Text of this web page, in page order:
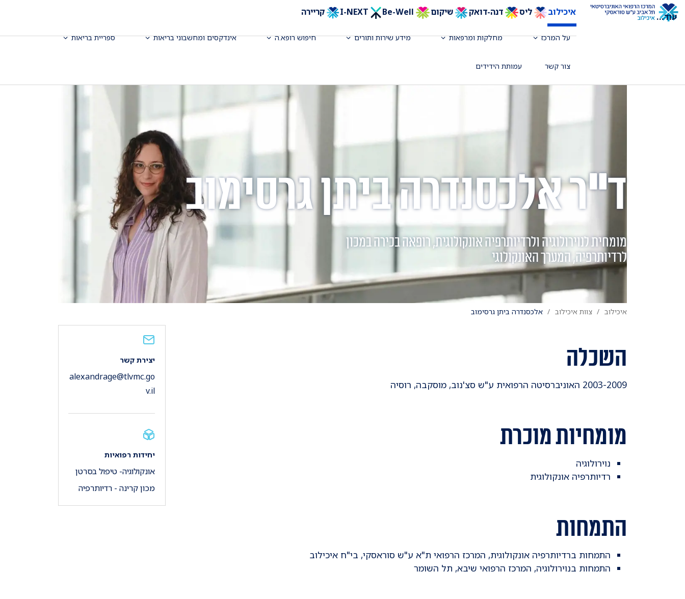
איכילוב ליס דנה-דואק שיקום Be-Well קריירה
על המרכז מחלקות ומרפאות מידע שירות ותורים חיפוש רופא.ה אינדקסים ומחשבוני בריאות ספריית בריאות
צור קשר עמותת הידידים
עוד...
ד"ר אלכסנדרה ביתן גרסימוב
מומחית לנוירולוגיה ולרדיותרפיה אונקולוגית, רופאה בכירה במכון
לרדיותרפיה, המערך האונקולוגי
איכילוב צוות איכילוב אלכסנדרה ביתן גרסימוב
השכלה
2003-2009 האוניברסיטה הרפואית ע"ש סצ'נוב, מוסקבה, רוסיה
מומחיות מוכרת
נוירולוגיה
רדיותרפיה אונקולוגית
התמחות
התמחות ברדיותרפיה אונקולוגית, המרכז הרפואי ת"א ע"ש סוראסקי, בי"ח איכילוב
התמחות בנוירולוגיה, המרכז הרפואי שיבא, תל השומר
יצירת קשר
alexandrage@tlvmc.go
v.il
יחידות רפואיות
אונקולוגיה- טיפול בסרטן
מכון קרינה - רדיותרפיה